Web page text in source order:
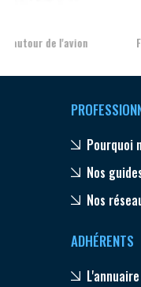
Formation et l'insertion de
Pourquoi
Nos
Nos
ADHÉRENTS